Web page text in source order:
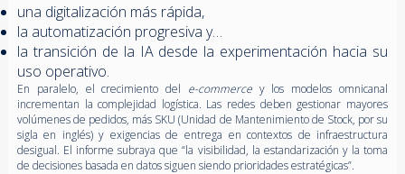
una digitalización más rápida,
la automatización progresiva y…
la transición de la IA desde la experimentación hacia su
uso operativo.
En paralelo, el crecimiento del e-commercey los modelos omnicanal
incrementan la complejidad logística. Las redes deben gestionar mayores
volúmenes de pedidos, más SKU (Unidad de Mantenimiento de Stock, por su
sigla en inglés) y exigencias de entrega en contextos de infraestructura
desigual. El informe subraya que “la visibilidad, la estandarización y la toma
de decisiones basada en datos siguen siendo prioridades estratégicas”.